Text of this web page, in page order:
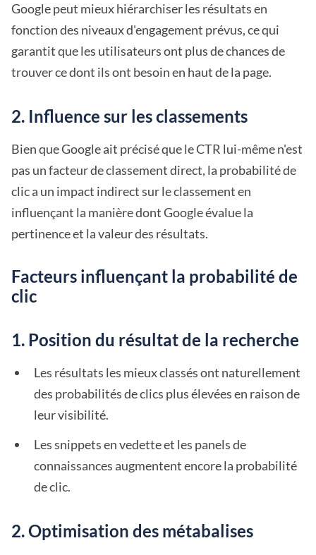
Google peut mieux hiérarchiser les résultats en
fonction des niveaux d'engagement prévus, ce qui
garantit que les utilisateurs ont plus de chances de
trouver ce dont ils ont besoin en haut de la page.
2. Influence sur les classements
Bien que Google ait précisé que le CTR lui-même n'est
pas un facteur de classement direct, la probabilité de
clic a un impact indirect sur le classement en
influençant la manière dont Google évalue la
pertinence et la valeur des résultats.
Facteurs influençant la probabilité de
clic
1. Position du résultat de la recherche
Les résultats les mieux classés ont naturellement
des probabilités de clics plus élevées en raison de
leur visibilité.
Les snippets en vedette et les panels de
connaissances augmentent encore la probabilité
de clic.
2. Optimisation des métabalises